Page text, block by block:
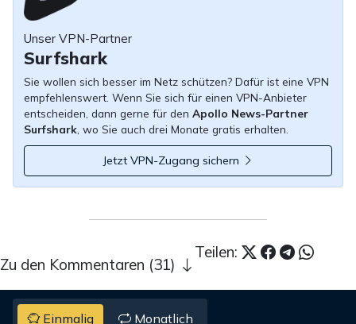
Unser VPN-Partner
Surfshark
Sie wollen sich besser im Netz schützen? Dafür ist eine VPN
empfehlenswert. Wenn Sie sich für einen VPN-Anbieter
entscheiden, dann gerne für den Apollo News-Partner
Surfshark, wo Sie auch drei Monate gratis erhalten.
Jetzt VPN-Zugang sichern
Teilen:
Zu den Kommentaren (31)
Einmalig Monatlich